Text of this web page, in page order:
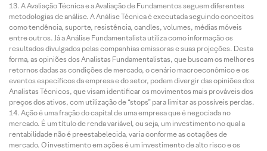
A Avaliação Técnica e a Avaliação de Fundamentos seguem diferentes
metodologias de análise. A Análise Técnica é executada seguindo conceitos
como tendência, suporte, resistência, candles, volumes, médias móveis
entre outros. Já a Análise Fundamentalista utiliza como informação os
resultados divulgados pelas companhias emissoras e suas projeções. Desta
forma, as opiniões dos Analistas Fundamentalistas, que buscam os melhores
retornos dadas as condições de mercado, o cenário macroeconômico e os
eventos específicos da empresa e do setor, podem divergir das opiniões dos
Analistas Técnicos, que visam identificar os movimentos mais prováveis dos
preços dos ativos, com utilização de “stops” para limitar as possíveis perdas.
Ação é uma fração do capital de uma empresa que é negociada no
mercado. É um título de renda variável, ou seja, um investimento no qual a
rentabilidade não é preestabelecida, varia conforme as cotações de
mercado. O investimento em ações é um investimento de alto risco e os